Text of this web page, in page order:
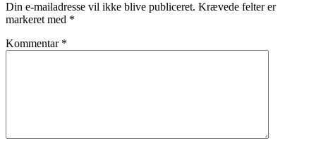
Din e-mailadresse vil ikke blive publiceret. Krævede felter er
markeret med *
Kommentar *